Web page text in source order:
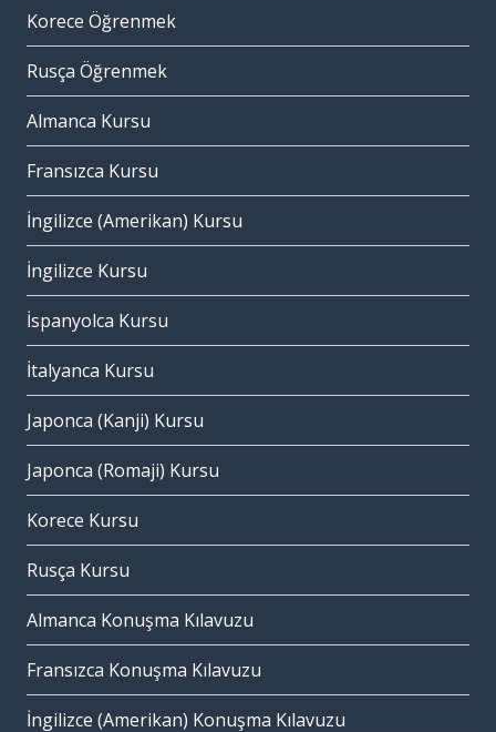
Korece Öğrenmek
Rusça Öğrenmek
Almanca Kursu
Fransızca Kursu
İngilizce (Amerikan) Kursu
İngilizce Kursu
İspanyolca Kursu
İtalyanca Kursu
Japonca (Kanji) Kursu
Japonca (Romaji) Kursu
Korece Kursu
Rusça Kursu
Almanca Konuşma Kılavuzu
Fransızca Konuşma Kılavuzu
İngilizce (Amerikan) Konuşma Kılavuzu